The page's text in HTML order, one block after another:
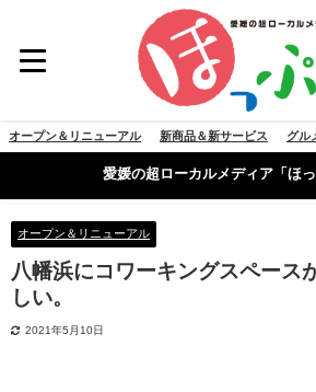
オープン＆リニューアル 新商品＆新サービス グル
愛媛の超ローカルメディア「ほ
オープン＆リニューアル
八幡浜にコワーキングスペース
しい。
2021年5月10日